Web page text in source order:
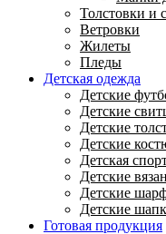
Толстовки и
Ветровки
Жилеты
Пледы
Детская одежда
Детские
Детские
Детские
Детские
Детская
Детские
Детские
Детские
Готовая продукция